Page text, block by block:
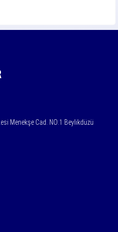
Menekşe Cad. NO:1 Beylikdüzü